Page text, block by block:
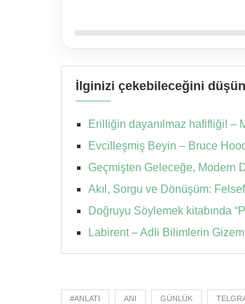
İlginizi çekebileceğini
Erilliğin dayanılmaz hafifliği! –
Evcilleşmiş Beyin – Bruce
Geçmişten Geleceğe, Modern
Akıl, Sorgu ve Dönüşüm:
Doğruyu Söylemek kitabında
Labirent – Adli Bilimlerin
#ANLATI ANI GÜNLÜK